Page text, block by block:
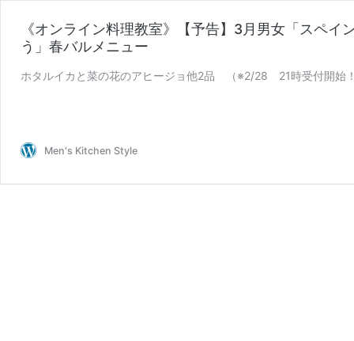
《オンライン料理教室》【予告】3月男女「スペイ
う」春バルメニュー
ホタルイカと菜の花のアヒージョ他2品 （※2/28 21時受付開始
Men's Kitchen Style